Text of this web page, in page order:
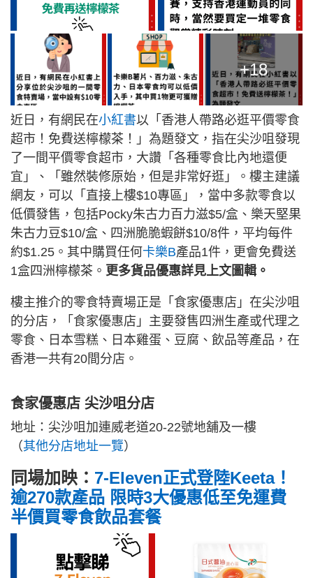
+18
近日，有網民在小紅書以「香港人帶路必逛平價零食
超市！免費送檸檬茶！」為題發文，指在尖沙咀發現
了一間平價零食超市，大讚「各種零食比內地還便
宜」、「雖然裝修原始，但是非常好逛」。樓主建議
網友，可以「直接上樓$10專區」，當中多款零食以
低價發售，包括Pocky朱古力百力滋$5/盒、樂天堅果
朱古力豆$10/盒、四洲脆脆蝦餅$10/8件，平均每件
約$1.25。其中購買任何卡樂B產品1件，更會免費送
1盒四洲檸檬茶。 更多貨品優惠詳見上文圖輯。
樓主推介的零食特賣場正是「食家優惠店」在尖沙咀
的分店，「食家優惠店」主要發售四洲生產或代理之
零食、日本雪糕、日本雞蛋、豆腐、飲品等產品，在
香港一共有20間分店。
食家優惠店 尖沙咀分店
地址：尖沙咀加連威老道20-22號地舖及一樓
（其他分店地址一覽）
同場加映： 7-Eleven正式登陸Keeta！
逾270款產品 限時3大優惠低至免運費
半價買零食飲品套餐